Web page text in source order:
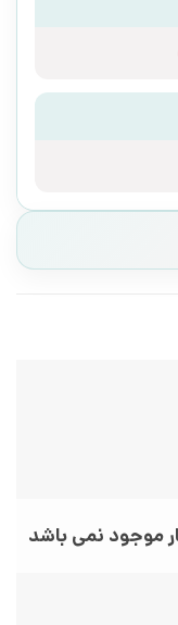
موجود نمی باشد